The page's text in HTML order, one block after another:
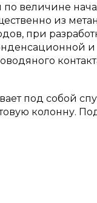
по величине
из
при
и
под собой
колонну.